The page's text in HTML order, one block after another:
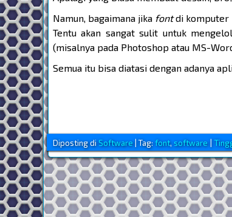
Namun, bagaimana jika fontdi komputer
Tentu akan sangat sulit untuk
(misalnya pada Photoshop atau MS-
Semua itu bisa diatasi dengan adanya
Diposting diSoftware Tag:font,software